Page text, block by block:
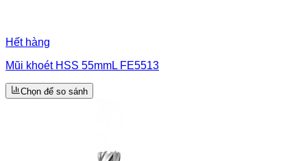
Hết hàng
Mũi khoét HSS 55mmL FE5513
Chọn để so sánh